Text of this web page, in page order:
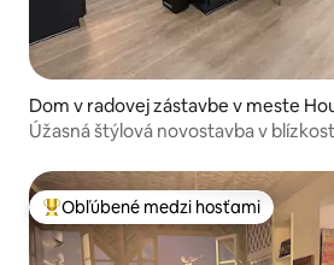
Dom v radovej zástavbe v meste
Úžasná štýlová novostavba v
Najobľúbenejšie medzi hosťami
Obľúbené medzi hosťami